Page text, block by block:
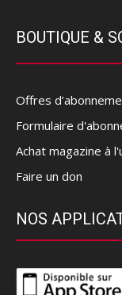
BOUTIQUE &
Offres
Formulaire
Achat magazine à
Faire un don
NOS